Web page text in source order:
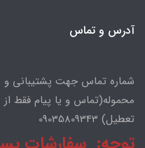
آدرس و تماس
شماره تماس جهت پشتیبانی و
تعطیل) 09035809343